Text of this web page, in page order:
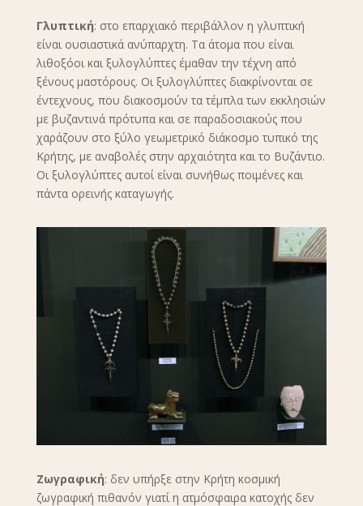
Γλυπτική: στο επαρχιακό περιβάλλον η γλυπτική
είναι ουσιαστικά ανύπαρχτη. Τα άτομα που είναι
λιθοξόοι και ξυλογλύπτες έμαθαν την τέχνη από
ξένους μαστόρους. Οι ξυλογλύπτες διακρίνονται σε
έντεχνους, που διακοσμούν τα τέμπλα των εκκλησιών
με βυζαντινά πρότυπα και σε παραδοσιακούς που
χαράζουν στο ξύλο γεωμετρικό διάκοσμο τυπικό της
Κρήτης, με αναβολές στην αρχαιότητα και το Βυζάντιο.
Οι ξυλογλύπτες αυτοί είναι συνήθως ποιμένες και
πάντα ορεινής καταγωγής.
Ζωγραφική: δεν υπήρξε στην Κρήτη κοσμική
ζωγραφική πιθανόν γιατί η ατμόσφαιρα κατοχής δεν